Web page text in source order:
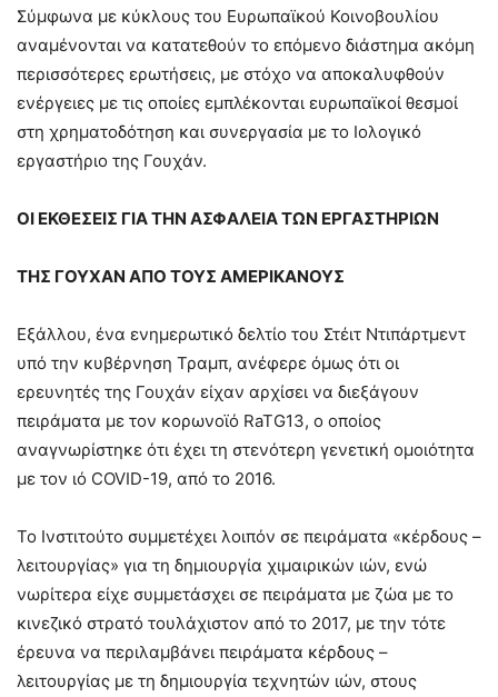
Σύμφωνα με κύκλους του Ευρωπαϊκού Κοινοβουλίου
αναμένονται να κατατεθούν το επόμενο διάστημα ακόμη
περισσότερες ερωτήσεις, με στόχο να αποκαλυφθούν
ενέργειες με τις οποίες εμπλέκονται ευρωπαϊκοί θεσμοί
στη χρηματοδότηση και συνεργασία με το Ιολογικό
εργαστήριο της Γουχάν.
ΟΙ ΕΚΘΕΣΕΙΣ ΓΙΑ ΤΗΝ ΑΣΦΑΛΕΙΑ ΤΩΝ ΕΡΓΑΣΤΗΡΙΩΝ
ΤΗΣ ΓΟΥΧΑΝ ΑΠΟ ΤΟΥΣ ΑΜΕΡΙΚΑΝΟΥΣ
Εξάλλου, ένα ενημερωτικό δελτίο του Στέιτ Ντιπάρτμεντ
υπό την κυβέρνηση Τραμπ, ανέφερε όμως ότι οι
ερευνητές της Γουχάν είχαν αρχίσει να διεξάγουν
πειράματα με τον κορωνοϊό RaTG13, ο οποίος
αναγνωρίστηκε ότι έχει τη στενότερη γενετική ομοιότητα
με τον ιό COVID-19, από το 2016.
Το Ινστιτούτο συμμετέχει λοιπόν σε πειράματα «κέρδους –
λειτουργίας» για τη δημιουργία χιμαιρικών ιών, ενώ
νωρίτερα είχε συμμετάσχει σε πειράματα με ζώα με το
κινεζικό στρατό τουλάχιστον από το 2017, με την τότε
έρευνα να περιλαμβάνει πειράματα κέρδους –
λειτουργίας με τη δημιουργία τεχνητών ιών, στους